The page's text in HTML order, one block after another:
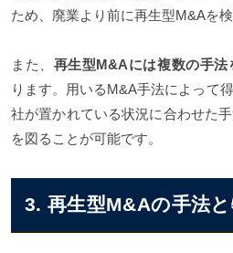
ため、廃業より前に再生型M&Aを
また、 再生型M&Aには複数の手法
ります。用いるM&A手法によって
社が置かれている状況に合わせた
を図ることが可能です。
3. 再生型M&Aの手法